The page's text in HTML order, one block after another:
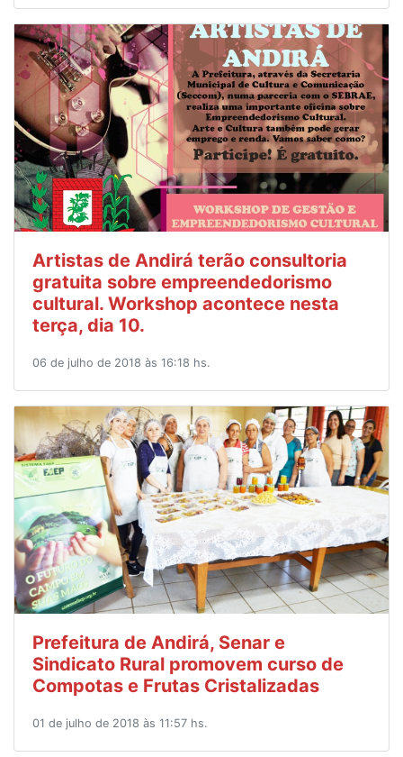
Artistas de Andirá terão consultoria
gratuita sobre empreendedorismo
cultural. Workshop acontece nesta
terça, dia 10.
06 de julho de 2018 às 16:18 hs.
Prefeitura de Andirá, Senar e
Sindicato Rural promovem curso de
Compotas e Frutas Cristalizadas
01 de julho de 2018 às 11:57 hs.